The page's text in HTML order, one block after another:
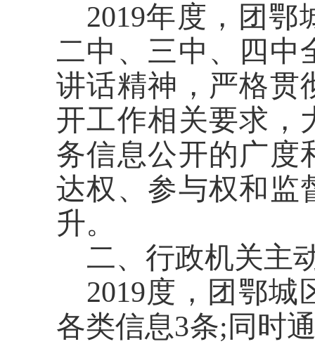
2019年度， 团鄂
二中、三中、四中
讲话精神，严格贯
开工作相关要求，
务信息公开的广度
达权、参与权和监
升。
二、行政机关主
2019度， 团鄂城
各类信息3条;同时